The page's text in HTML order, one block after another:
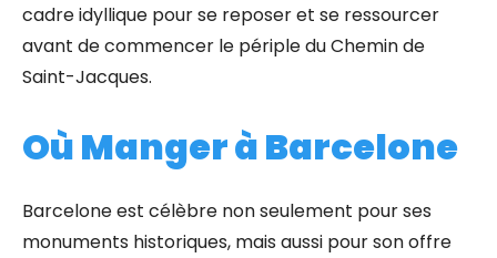
cadre idyllique pour se reposer et se ressourcer
avant de commencer le périple du Chemin de
Saint-Jacques.
Où Manger à Barcelone
Barcelone est célèbre non seulement pour ses
monuments historiques, mais aussi pour son offre